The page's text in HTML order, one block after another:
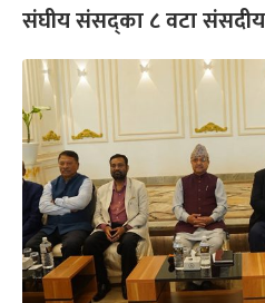
संघीय संसद्का ८ वटा